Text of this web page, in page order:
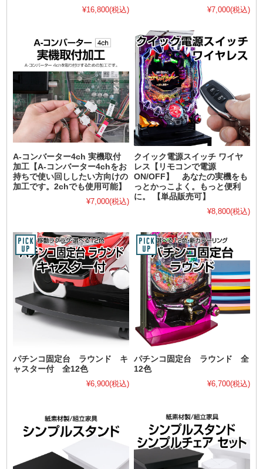
¥16,800(税込)
¥7,000(税込)
A-コンバーター4ch 実機取付
加工【A-コンバーター4chをお
持ちで使い回ししたい方向けの
加工です。2chでも使用可能】
¥7,000(税込)
クイック電源スイッチ ワイヤ
レス【リモコンで電源
ON/OFF】 あなたの実機をも
っとかっこよく。もっと便利
に。 【単品販売可】
¥8,800(税込)
パチンコ固定台 ラウンド キ
ャスター付 全12色
¥6,900(税込)
パチンコ固定台 ラウンド 全
12色
¥6,700(税込)